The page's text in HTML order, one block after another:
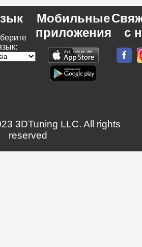
Мобильные
приложения
с
3DTuning LLC. All rights
reserved